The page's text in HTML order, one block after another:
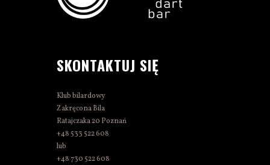
SKONTAKTUJ SIĘ
Klub bilardowy
Zakręcona Bila
Ratajczaka 20 Poznań
+48 533 522 608
lub
+48 730 522 608